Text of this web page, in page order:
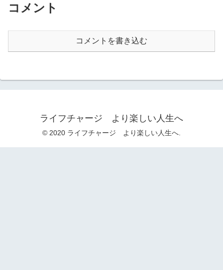
コメント
コメントを書き込む
ライフチャージ より楽しい人生へ
© 2020 ライフチャージ より楽しい人生へ.